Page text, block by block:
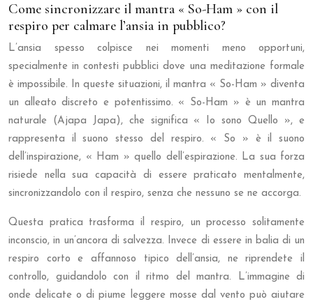
Come sincronizzare il mantra « So-Ham » con il
respiro per calmare l’ansia in pubblico?
L’ansia spesso colpisce nei momenti meno opportuni,
specialmente in contesti pubblici dove una meditazione formale
è impossibile. In queste situazioni, il mantra « So-Ham » diventa
un alleato discreto e potentissimo. « So-Ham » è un mantra
naturale (Ajapa Japa), che significa « Io sono Quello », e
rappresenta il suono stesso del respiro. « So » è il suono
dell’inspirazione, « Ham » quello dell’espirazione. La sua forza
risiede nella sua capacità di essere praticato mentalmente,
sincronizzandolo con il respiro, senza che nessuno se ne accorga.
Questa pratica trasforma il respiro, un processo solitamente
inconscio, in un’ancora di salvezza. Invece di essere in balia di un
respiro corto e affannoso tipico dell’ansia, ne riprendete il
controllo, guidandolo con il ritmo del mantra. L’immagine di
onde delicate o di piume leggere mosse dal vento può aiutare